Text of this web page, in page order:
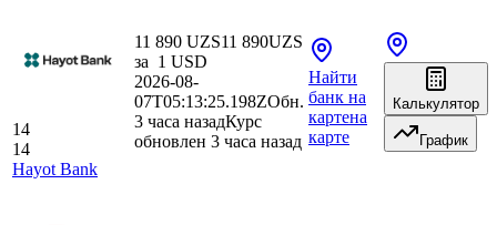
14
14
Hayot Bank
11 890 UZS11 890UZS
за 1 USD
2026-08-
07T05:13:25.198ZОбн.
3 часа назадКурс
обновлен 3 часа назад
Найти
банк на
картена
карте
Калькулятор
График